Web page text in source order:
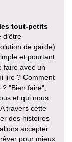
tout-petits
de garde)
et pourtant
faire avec un
lire ? Comment
"Bien faire",
et qui nous
travers cette
des histoires
accepter
pour mieux